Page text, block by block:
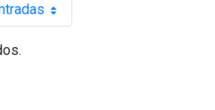
Por página